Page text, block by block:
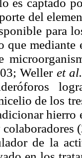
del
para
que
Weller et al.
de los
de la